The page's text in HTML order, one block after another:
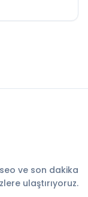
ve son dakika
ulaştırıyoruz.